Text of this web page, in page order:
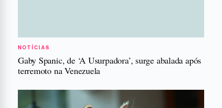
NOTÍCIAS
Gaby Spanic, de ‘A Usurpadora’, surge abalada após
terremoto na Venezuela